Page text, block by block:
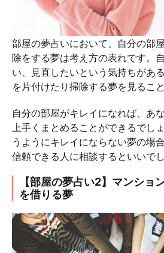
部屋の夢占いにおいて、自分の部
除をする夢は考え方の表れです。
い、見直したいという気持ちがあ
を片付けたり掃除する夢を見るこ
自分の部屋がキレイになれば、あ
上手くまとめることができるでし
うようにキレイにならない夢の場
信頼できる人に相談するといいでし
【部屋の夢占い2】マンショ
を借りる夢